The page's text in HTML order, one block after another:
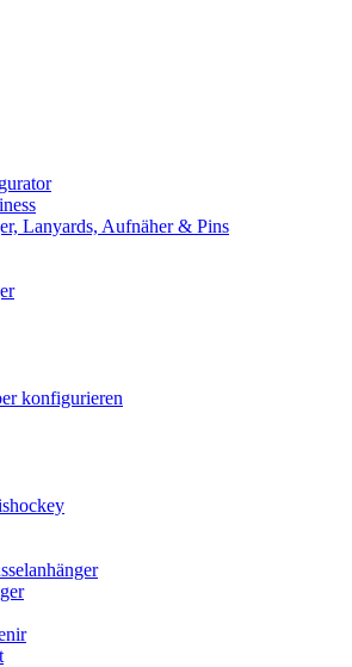
Lanyards, Aufnäher & Pins
konfigurieren